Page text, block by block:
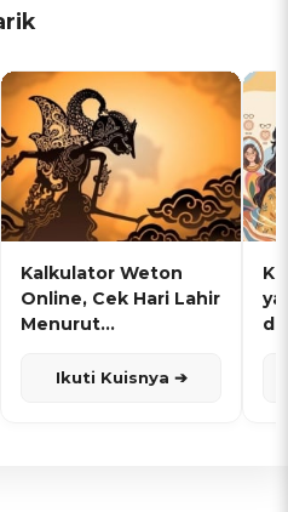
Kalkulator Weton
Online, Cek Hari Lahir
Menurut
Ikuti Kuisnya ➔